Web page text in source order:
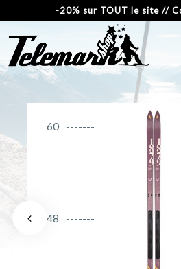
-20% sur TOUT le site //
60
48